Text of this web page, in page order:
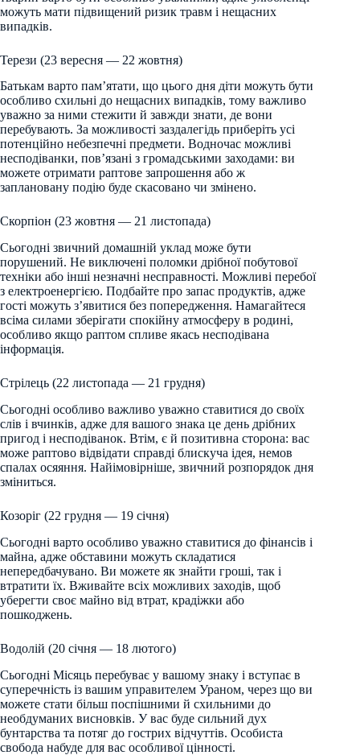
можуть мати підвищений ризик травм і нещасних
випадків.
Терези (23 вересня — 22 жовтня)
Батькам варто пам’ятати, що цього дня діти можуть бути
особливо схильні до нещасних випадків, тому важливо
уважно за ними стежити й завжди знати, де вони
перебувають. За можливості заздалегідь приберіть усі
потенційно небезпечні предмети. Водночас можливі
несподіванки, пов’язані з громадськими заходами: ви
можете отримати раптове запрошення або ж
заплановану подію буде скасовано чи змінено.
Скорпіон (23 жовтня — 21 листопада)
Сьогодні звичний домашній уклад може бути
порушений. Не виключені поломки дрібної побутової
техніки або інші незначні несправності. Можливі перебої
з електроенергією. Подбайте про запас продуктів, адже
гості можуть з’явитися без попередження. Намагайтеся
всіма силами зберігати спокійну атмосферу в родині,
особливо якщо раптом спливе якась несподівана
інформація.
Стрілець (22 листопада — 21 грудня)
Сьогодні особливо важливо уважно ставитися до своїх
слів і вчинків, адже для вашого знака це день дрібних
пригод і несподіванок. Втім, є й позитивна сторона: вас
може раптово відвідати справді блискуча ідея, немов
спалах осяяння. Найімовірніше, звичний розпорядок дня
зміниться.
Козоріг (22 грудня — 19 січня)
Сьогодні варто особливо уважно ставитися до фінансів і
майна, адже обставини можуть складатися
непередбачувано. Ви можете як знайти гроші, так і
втратити їх. Вживайте всіх можливих заходів, щоб
уберегти своє майно від втрат, крадіжки або
пошкоджень.
Водолій (20 січня — 18 лютого)
Сьогодні Місяць перебуває у вашому знаку і вступає в
суперечність із вашим управителем Ураном, через що ви
можете стати більш поспішними й схильними до
необдуманих висновків. У вас буде сильний дух
бунтарства та потяг до гострих відчуттів. Особиста
свобода набуде для вас особливої цінності.